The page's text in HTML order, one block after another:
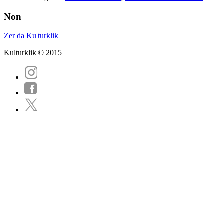
Non
Zer da Kulturklik
Kulturklik © 2015